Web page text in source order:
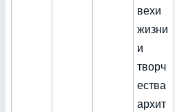
вехи
жизни
и
творч
ества
архит